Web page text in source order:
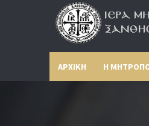
ΑΡΧΙΚΗ Η